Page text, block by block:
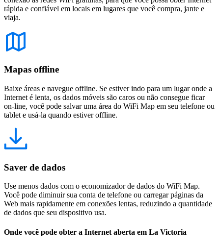
rápida e confiável em locais em lugares que você compra, jante e
viaja.
Mapas offline
Baixe áreas e navegue offline. Se estiver indo para um lugar onde a
Internet é lenta, os dados móveis são caros ou não consegue ficar
on-line, você pode salvar uma área do WiFi Map em seu telefone ou
tablet e usá-la quando estiver offline.
Saver de dados
Use menos dados com o economizador de dados do WiFi Map.
Você pode diminuir sua conta de telefone ou carregar páginas da
Web mais rapidamente em conexões lentas, reduzindo a quantidade
de dados que seu dispositivo usa.
Onde você pode obter a Internet aberta em La Victoria